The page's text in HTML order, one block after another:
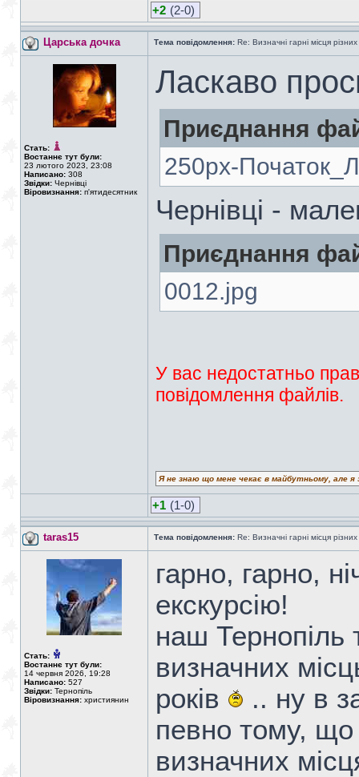
+2 (2-0)
Царська дочка Тема повідомлення: Re: Визначні гарні місця
Стать:
Востаннє тут були:
23 лютого 2023, 23:08
Написано: 308
Звідки: Чернівці
Віровизнання: п'ятидесятник
Ласкаво
Приєднання
250px-
Чернівці -
Приєднання
0012.jpg
У вас недостатньо
повідомлення файлів.
Я не знаю що мене чекає в майбутньому, але
+1 (1-0)
taras15 Тема повідомлення: Re: Визначні гарні місця
Стать:
Востаннє тут були:
14 червня 2026, 19:28
Написано: 527
Звідки: Тернопіль
Віровизнання: християнин
гарно, гарно,
екскурсію!
наш Тернопіль
визначних
років
.. ну в
певно тому, що
визначних